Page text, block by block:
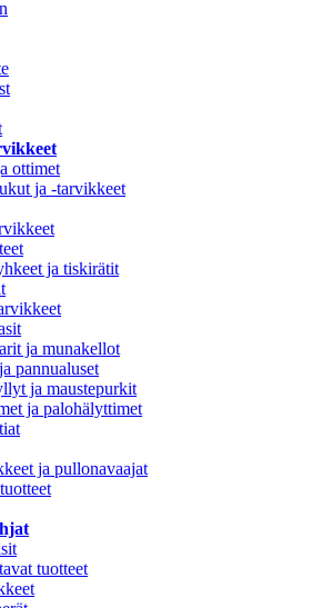
ottimet
ja -tarvikkeet
ja tiskirätit
ja munakellot
pannualuset
ja maustepurkit
ja palohälyttimet
ja pullonavaajat
tuotteet